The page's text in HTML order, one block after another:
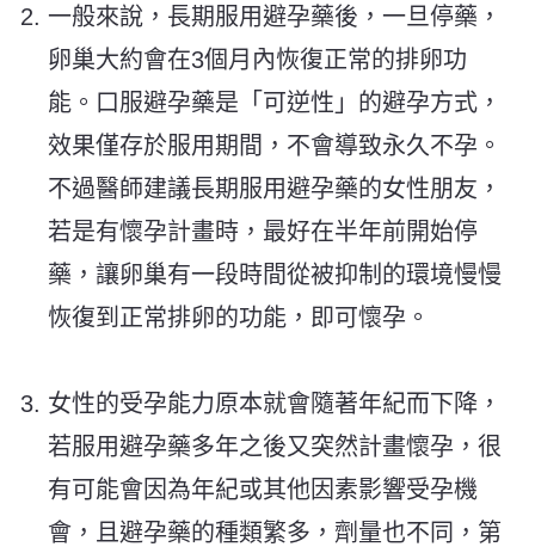
一般來說，長期服用避孕藥後，一旦停藥，
卵巢大約會在3個月內恢復正常的排卵功
能。口服避孕藥是「可逆性」的避孕方式，
效果僅存於服用期間，不會導致永久不孕。
不過醫師建議長期服用避孕藥的女性朋友，
若是有懷孕計畫時，最好在半年前開始停
藥，讓卵巢有一段時間從被抑制的環境慢慢
恢復到正常排卵的功能，即可懷孕。
女性的受孕能力原本就會隨著年紀而下降，
若服用避孕藥多年之後又突然計畫懷孕，很
有可能會因為年紀或其他因素影響受孕機
會，且避孕藥的種類繁多，劑量也不同，第